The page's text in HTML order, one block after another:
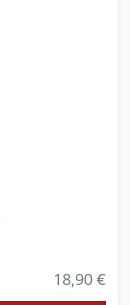
18,90 €